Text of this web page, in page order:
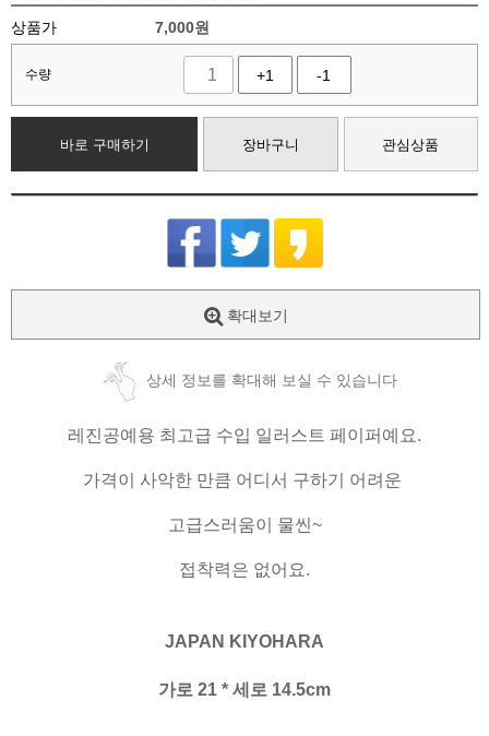
상품가 7,000원
수량 +1 -1
바로 구매하기 장바구니 관심상품
확대보기
상세 정보를 확대해 보실 수 있습니다
레진공예용 최고급 수입 일러스트 페이퍼예요.
가격이 사악한 만큼 어디서 구하기 어려운
고급스러움이 물씬~
접착력은 없어요.
JAPAN KIYOHARA
가로 21 * 세로 14.5cm